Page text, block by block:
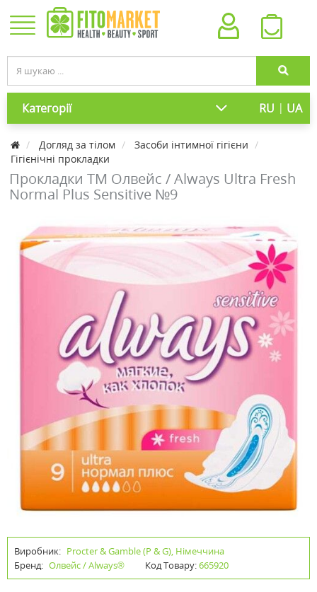
Категорії RU | UA
Догляд за тілом
Засоби інтимної гігієни
Гігієнічні прокладки
Прокладки ТМ Олвейс / Always Ultra Fresh
Normal Plus Sensitive №9
Виробник: Procter & Gamble (P & G), Німеччина
Бренд: Олвейс / Always® Код Товару:665920